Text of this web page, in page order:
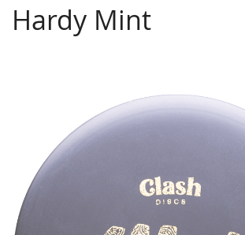
Hardy Mint
images
gallery